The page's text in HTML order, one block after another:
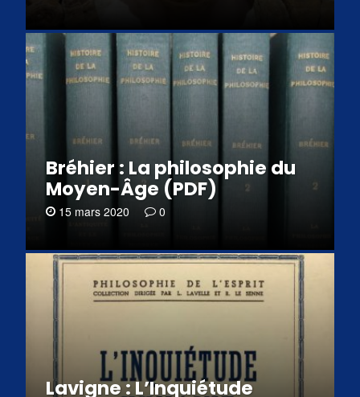
Bréhier : La philosophie du
Moyen-Âge (PDF)
15 mars 2020 0
Lavigne : L’Inquiétude